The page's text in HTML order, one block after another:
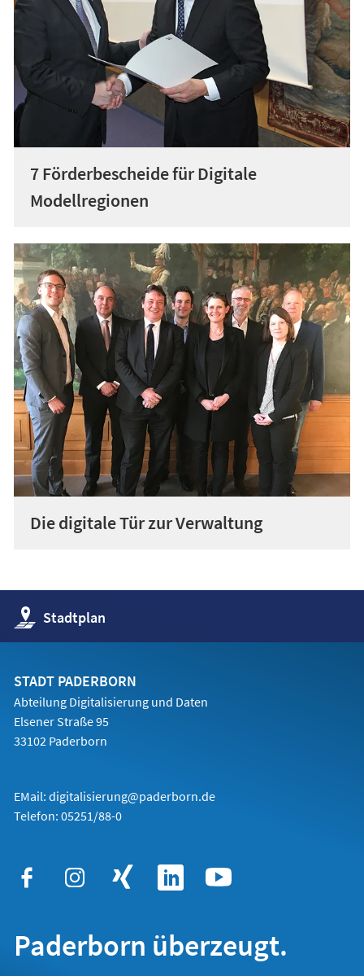
7 Förderbescheide für Digitale
Modellregionen
Die digitale Tür zur Verwaltung
Stadtplan
(Öffnet
in
einem
Tab)
STADT PADERBORN
Abteilung Digitalisierung und Daten
Elsener Straße 95
33102 Paderborn
EMail: digitalisierung@paderborn.de
Telefon: 05251/88-0
Paderborn überzeugt.